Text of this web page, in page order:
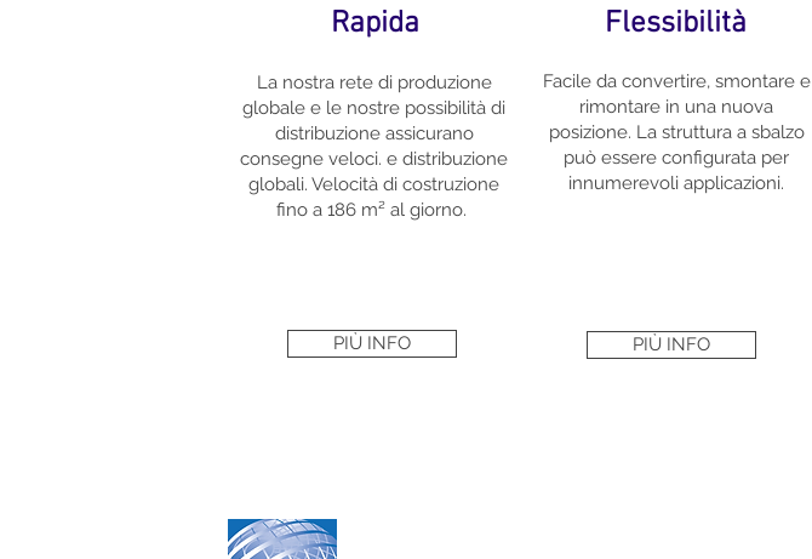
Rapida
La nostra rete di produzione
globale e le nostre possibilità di
distribuzione assicurano
consegne veloci. e distribuzione
globali. Velocità di costruzione
fino a 186 m² al giorno.
PIÙ INFO
Flessibilità
Facile da convertire, smontare e
rimontare in una nuova
posizione. La struttura a sbalzo
può essere configurata per
innumerevoli applicazioni.
PIÙ INFO